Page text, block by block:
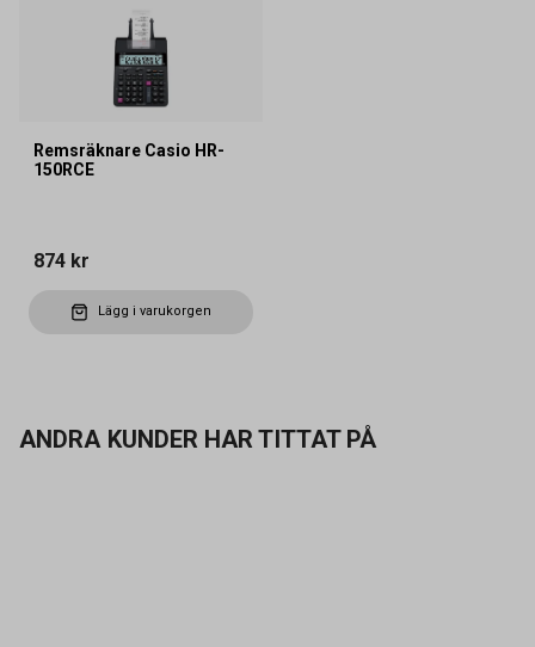
Remsräknare Casio HR-
150RCE
874 kr
Lägg i varukorgen
ANDRA KUNDER HAR TITTAT PÅ